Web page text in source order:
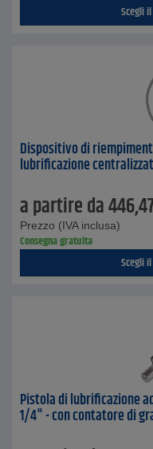
Scegli
Dispositivo di
lubrificazione
a partire da
Prezzo (IVA inclusa)
Consegna gratuita
Scegli
Pistola di lubrificazione
1/4" - con contatore di